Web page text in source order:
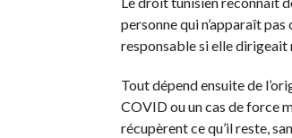
personne qui n’apparaît
responsable si elle dirigeait
Tout dépend ensuite de
COVID ou un cas de force
récupèrent ce qu’il reste,